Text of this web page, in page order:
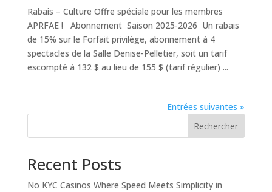
Rabais – Culture Offre spéciale pour les membres
APRFAE ! Abonnement Saison 2025-2026 Un rabais
de 15% sur le Forfait privilège, abonnement à 4
spectacles de la Salle Denise-Pelletier, soit un tarif
escompté à 132 $ au lieu de 155 $ (tarif régulier) ...
Entrées suivantes »
Rechercher
Recent Posts
No KYC Casinos Where Speed Meets Simplicity in